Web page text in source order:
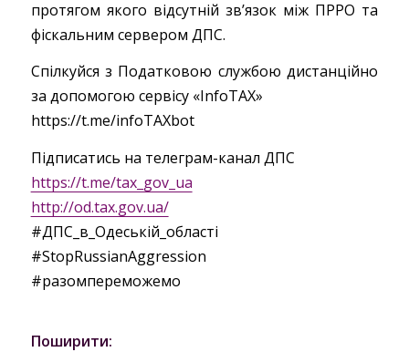
протягом якого відсутній зв’язок між ПРРО та
фіскальним сервером ДПС.
Спілкуйся з Податковою службою дистанційно
за допомогою сервісу «InfoTAX»
https://t.me/infoTAXbot
Підписатись на телеграм-канал ДПС
https://t.me/tax_gov_ua
http://od.tax.gov.ua/
#ДПС_в_Одеській_області
#StopRussianAggression
#разомпереможемо
Поширити: